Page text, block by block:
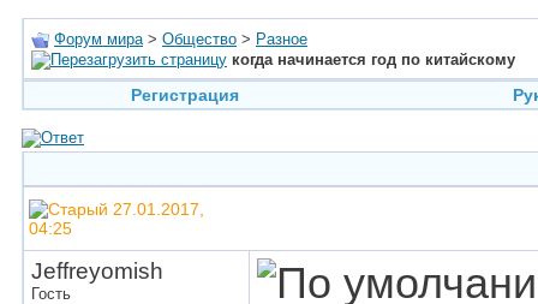
Форум мира > Общество > Разное
когда начинается год по китайскому
Регистрация
27.01.2017,
04:25
Jeffreyomish
Гость